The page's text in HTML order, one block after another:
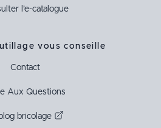
l'e-catalogue
vous conseille
Contact
Aux Questions
blog bricolage